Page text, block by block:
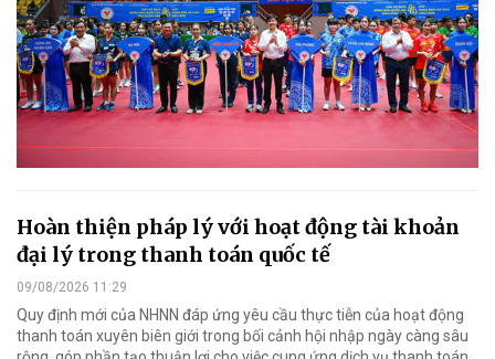
Hoàn thiện pháp lý với hoạt động tài khoản
đại lý trong thanh toán quốc tế
09/08/2026 11:29
Quy định mới của NHNN đáp ứng yêu cầu thực tiễn của hoạt động
thanh toán xuyên biên giới trong bối cảnh hội nhập ngày càng sâu